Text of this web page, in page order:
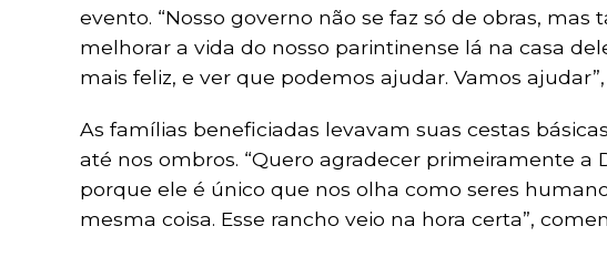
evento. “Nosso governo não se faz só de obras,
melhorar a vida do nosso parintinense lá na casa
mais feliz, e ver que podemos ajudar. Vamos ajudar”,
As famílias beneficiadas levavam suas cestas
até nos ombros. “Quero agradecer primeiramente a
porque ele é único que nos olha como seres
mesma coisa. Esse rancho veio na hora certa”,